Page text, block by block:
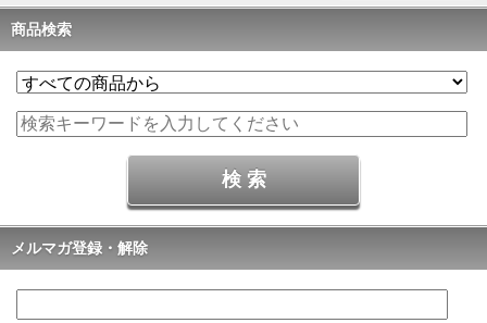
商品検索
メルマガ登録・解除